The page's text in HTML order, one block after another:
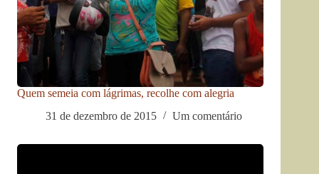
Quem semeia com lágrimas, recolhe com alegria
31 de dezembro de 2015
Um comentário